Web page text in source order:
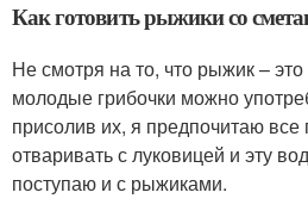
Как готовить рыжики со
Не смотря на то, что рыжик –
молодые грибочки можно
присолив их, я предпочитаю
отваривать с луковицей и эту
поступаю и с рыжиками.